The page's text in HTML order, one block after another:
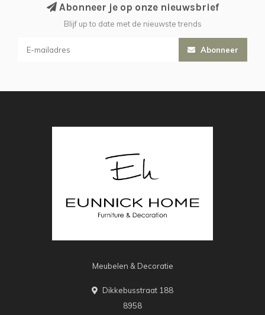
Abonneer je op onze nieuwsbrief
Blijf up to date met de nieuwste trends
Abonneer
Meubelen & Decoratie
Dikkebusstraat 188
8958